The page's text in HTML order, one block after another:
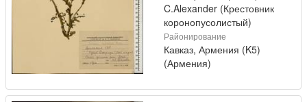
C.Alexander (Крестовник
коронопусолистый)
Районирование
Кавказ, Армения (K5)
(Армения)